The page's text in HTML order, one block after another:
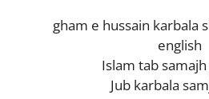
gham e hussain karbala
english
Islam tab
Jub karbala